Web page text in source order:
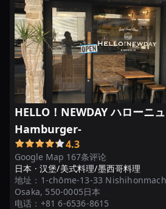
HELLO！NEWDAY ハローニ
Hamburger-
Google Map 167条评论
4.3
日本 · 汉堡/美式料理/墨西哥料理
地址： 1-chōme-13-33
Osaka, 550-0005日本
电话： +81 6-6536-8615